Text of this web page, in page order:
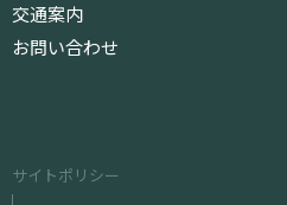
交通案内
お問い合わせ
サイトポリシー